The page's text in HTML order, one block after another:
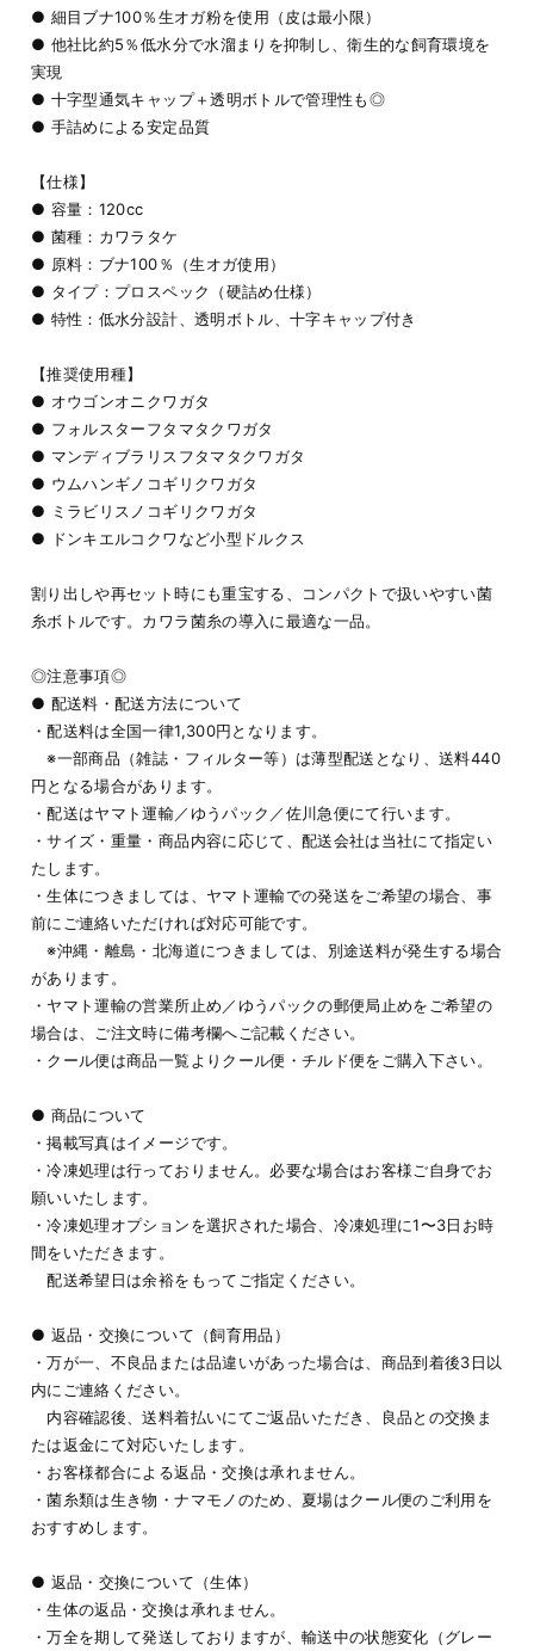
● 細目ブナ100％生オガ粉を使用（皮は最小限）
● 他社比約5％低水分で水溜まりを抑制し、衛生的な飼育環境を
実現
● 十字型通気キャップ＋透明ボトルで管理性も◎
● 手詰めによる安定品質
【仕様】
● 容量：120cc
● 菌種：カワラタケ
● 原料：ブナ100％（生オガ使用）
● タイプ：プロスペック（硬詰め仕様）
● 特性：低水分設計、透明ボトル、十字キャップ付き
【推奨使用種】
● オウゴンオニクワガタ
● フォルスターフタマタクワガタ
● マンディブラリスフタマタクワガタ
● ウムハンギノコギリクワガタ
● ミラビリスノコギリクワガタ
● ドンキエルコクワなど小型ドルクス
割り出しや再セット時にも重宝する、コンパクトで扱いやすい菌
糸ボトルです。カワラ菌糸の導入に最適な一品。
◎注意事項◎
● 配送料・配送方法について
・配送料は全国一律1,300円となります。
※一部商品（雑誌・フィルター等）は薄型配送となり、送料440
円となる場合があります。
・配送はヤマト運輸／ゆうパック／佐川急便にて行います。
・サイズ・重量・商品内容に応じて、配送会社は当社にて指定い
たします。
・生体につきましては、ヤマト運輸での発送をご希望の場合、事
前にご連絡いただければ対応可能です。
※沖縄・離島・北海道につきましては、別途送料が発生する場合
があります。
・ヤマト運輸の営業所止め／ゆうパックの郵便局止めをご希望の
場合は、ご注文時に備考欄へご記載ください。
・クール便は商品一覧よりクール便・チルド便をご購入下さい。
● 商品について
・掲載写真はイメージです。
・冷凍処理は行っておりません。必要な場合はお客様ご自身でお
願いいたします。
・冷凍処理オプションを選択された場合、冷凍処理に1〜3日お時
間をいただきます。
配送希望日は余裕をもってご指定ください。
● 返品・交換について（飼育用品）
・万が一、不良品または品違いがあった場合は、商品到着後3日以
内にご連絡ください。
内容確認後、送料着払いにてご返品いただき、良品との交換ま
たは返金にて対応いたします。
・お客様都合による返品・交換は承れません。
・菌糸類は生き物・ナマモノのため、夏場はクール便のご利用を
おすすめします。
● 返品・交換について（生体）
・生体の返品・交換は承れません。
・万全を期して発送しておりますが、輸送中の状態変化（グレー